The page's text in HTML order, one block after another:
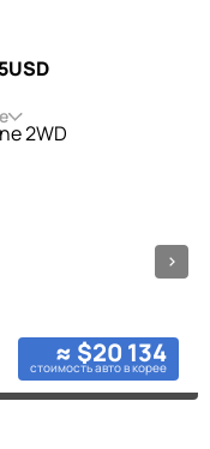
USD
≈ $20 134
стоимость авто в корее